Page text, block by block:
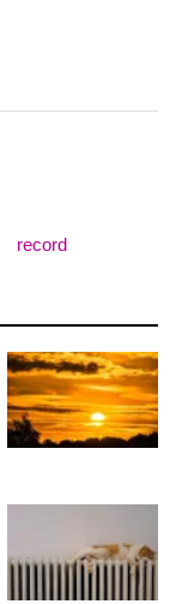
record